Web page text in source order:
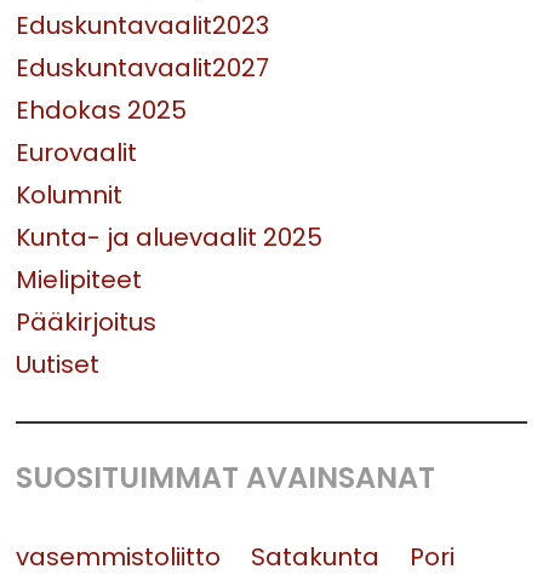
Eduskuntavaalit2023
Eduskuntavaalit2027
Ehdokas 2025
Eurovaalit
Kolumnit
Kunta- ja aluevaalit 2025
Mielipiteet
Pääkirjoitus
Uutiset
SUOSITUIMMAT AVAINSANAT
vasemmistoliitto Satakunta
Pori